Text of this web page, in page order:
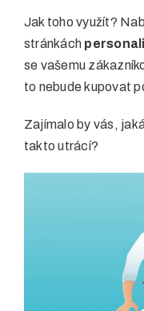
Jak toho využít?
stránkách
se vašemu
to nebude kupovat
Zajímalo by vás,
takto utrácí?